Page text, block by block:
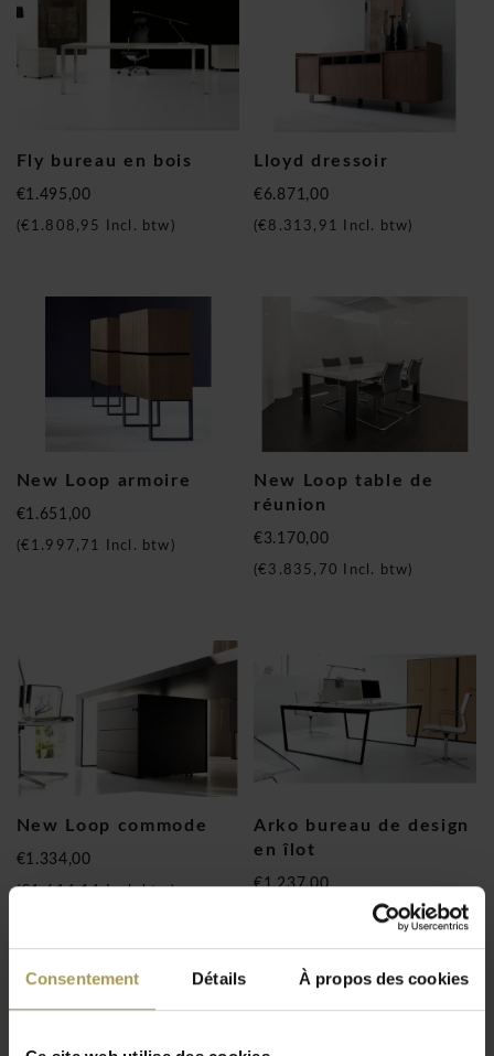
Consentement Détails À propos des cookies
Fly bureau en bois
€1.495,00
(€1.808,95 Incl. btw)
Lloyd dressoir
€6.871,00
(€8.313,91 Incl. btw)
New Loop armoire
€1.651,00
€1.997,71 Incl. btw)
New Loop table de
réunion
€3.170,00
(€3.835,70 Incl. btw)
New Loop commode
€1.334,00
(€1.614,14Incl. btw)
Arko bureau de design
en îlot
€1.237,00
Incl. btw)